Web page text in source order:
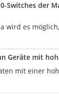
Switches der
wird es
Geräte mit
mit einer